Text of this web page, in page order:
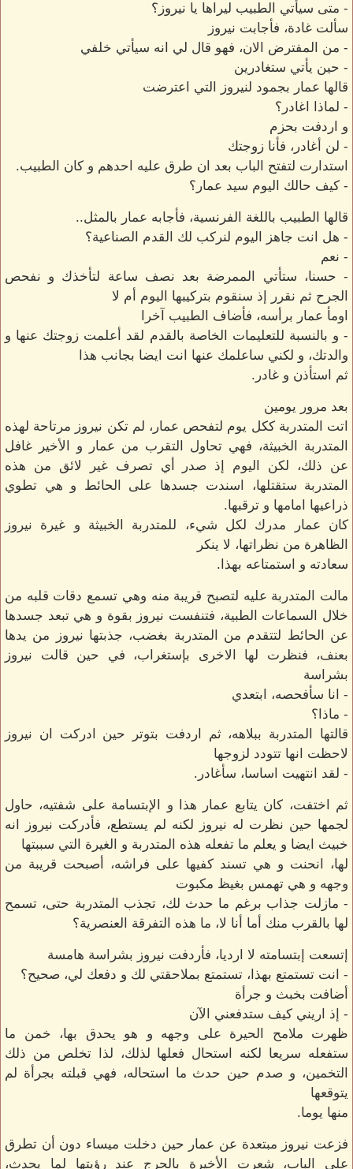
- متى سيأتي الطبيب ليراها يا نيروز؟
سألت غادة، فأجابت نيروز
- من المفترض الان، فهو قال لي انه سيأتي خلفي
- حين يأتي ستغادرين
قالها عمار بجمود لنيروز التي اعترضت
- لماذا اغادر؟
و اردفت بحزم
- لن أغادر، فأنا زوجتك
استدارت لتفتح الباب بعد ان طرق عليه احدهم و كان الطبيب.
- كيف حالك اليوم سيد عمار؟
قالها الطبيب باللغة الفرنسية، فأجابه عمار بالمثل..
- هل انت جاهز اليوم لنركب لك القدم الصناعية؟
- نعم
- حسنا، ستأتي الممرضة بعد نصف ساعة لتأخذك و نفحص
الجرح ثم نقرر إذ سنقوم بتركيبها اليوم أم لا
اومأ عمار برأسه، فأضاف الطبيب آخرا
- و بالنسبة للتعليمات الخاصة بالقدم لقد أعلمت زوجتك عنها و
والدتك، و لكني ساعلمك عنها انت ايضا بجانب هذا
ثم استأذن و غادر.
بعد مرور يومين
اتت المتدربة ككل يوم لتفحص عمار، لم تكن نيروز مرتاحة لهذه
المتدربة الخبيثة، فهي تحاول التقرب من عمار و الأخير غافل
عن ذلك، لكن اليوم إذ صدر أي تصرف غير لائق من هذه
المتدربة ستقتلها، اسندت جسدها على الحائط و هي تطوي
ذراعيها امامها و ترقبها.
كان عمار مدرك لكل شيء، للمتدربة الخبيثة و غيرة نيروز
الظاهرة من نظراتها، لا ينكر
سعادته و استمتاعه بهذا.
مالت المتدربة عليه لتصبح قريبة منه وهي تسمع دقات قلبه من
خلال السماعات الطبية، فتنفست نيروز بقوة و هي تبعد جسدها
عن الحائط لتتقدم من المتدربة بغضب، جذبتها نيروز من يدها
بعنف، فنظرت لها الاخرى بإستغراب، في حين قالت نيروز
بشراسة
- انا سأفحصه، ابتعدي
- ماذا؟
قالتها المتدربة ببلاهه، ثم اردفت بتوتر حين ادركت ان نيروز
لاحظت انها تتودد لزوجها
- لقد انتهيت اساسا، سأغادر.
ثم اختفت، كان يتابع عمار هذا و الإبتسامة على شفتيه، حاول
لجمها حين نظرت له نيروز لكنه لم يستطع، فأدركت نيروز انه
خبيث ايضا و يعلم ما تفعله هذه المتدربة و الغيرة التي سببتها
لها، انحنت و هي تسند كفيها على فراشه، أصبحت قريبة من
وجهه و هي تهمس بغيظ مكبوت
- مازلت جذاب برغم ما حدث لك، تجذب المتدربة حتى، تسمح
لها بالقرب منك أما أنا لا، ما هذه التفرقة العنصرية؟
إتسعت إبتسامته لا ارديا، فأردفت نيروز بشراسة هامسة
- انت تستمتع بهذا، تستمتع بملاحقتي لك و دفعك لي، صحيح؟
أضافت بخبث و جرأة
- إذ اريني كيف ستدفعني الآن
ظهرت ملامح الحيرة على وجهه و هو يحدق بها، خمن ما
ستفعله سريعا لكنه استحال فعلها لذلك، لذا تخلص من ذلك
التخمين، و صدم حين حدث ما استحاله، فهي قبلته بجرأة لم
يتوقعها
منها يوما.
فزعت نيروز مبتعدة عن عمار حين دخلت ميساء دون أن تطرق
على الباب، شعرت الأخيرة بالحرج عند رؤيتها لما يحدث،